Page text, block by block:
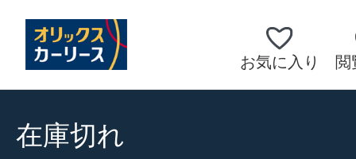
お気に入り 閲
在庫切れ